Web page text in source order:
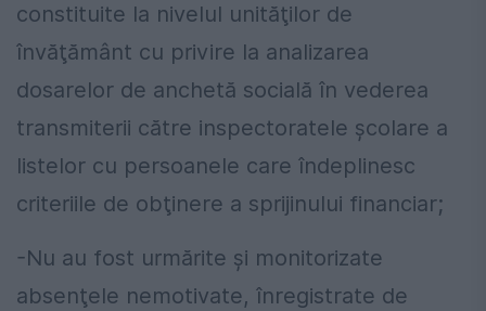
constituite la nivelul unităţilor de
învăţământ cu privire la analizarea
dosarelor de anchetă socială în vederea
transmiterii către inspectoratele şcolare a
listelor cu persoanele care îndeplinesc
criteriile de obţinere a sprijinului financiar;
-Nu au fost urmărite şi monitorizate
absenţele nemotivate, înregistrate de